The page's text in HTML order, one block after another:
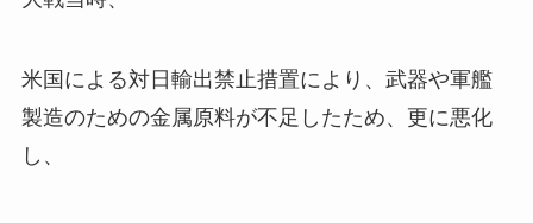
米国による対日輸出禁止措置により、武器や軍艦
製造のための金属原料が不足したため、更に悪化
し、